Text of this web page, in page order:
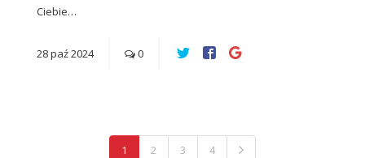
Ciebie…
28paź2024 0
1 2 3 4